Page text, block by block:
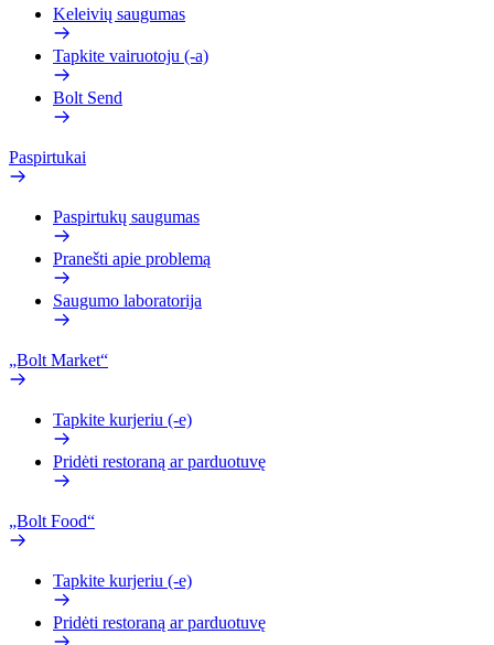
Keleivių saugumas
Tapkite vairuotoju (-a)
Bolt Send
Paspirtukai
Paspirtukų saugumas
Pranešti apie problemą
Saugumo laboratorija
„Bolt Market“
Tapkite kurjeriu (-e)
Pridėti restoraną ar parduotuvę
„Bolt Food“
Tapkite kurjeriu (-e)
Pridėti restoraną ar parduotuvę